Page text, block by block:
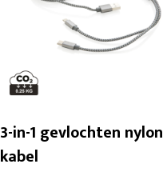
3-in-1 gevlochten nylon
kabel